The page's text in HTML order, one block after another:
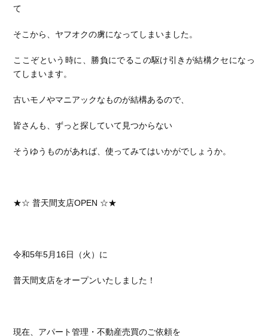
て
そこから、ヤフオクの虜になってしまいました。
ここぞという時に、勝負にでるこの駆け引きが結構クセになっ
てしまいます。
古いモノやマニアックなものが結構あるので、
皆さんも、ずっと探していて見つからない
そうゆうものがあれば、使ってみてはいかがでしょうか。
★☆ 普天間支店OPEN ☆★
令和5年5月16日（火）に
普天間支店をオープンいたしました！
現在、アパート管理・不動産売買のご依頼を